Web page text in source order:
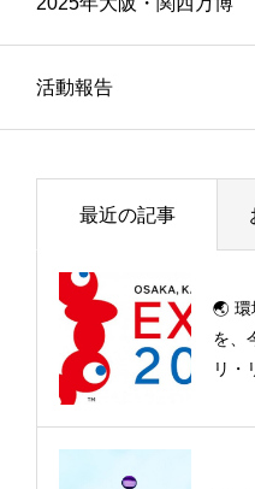
活動報告
最近の記事
🌏 環
を
リ・